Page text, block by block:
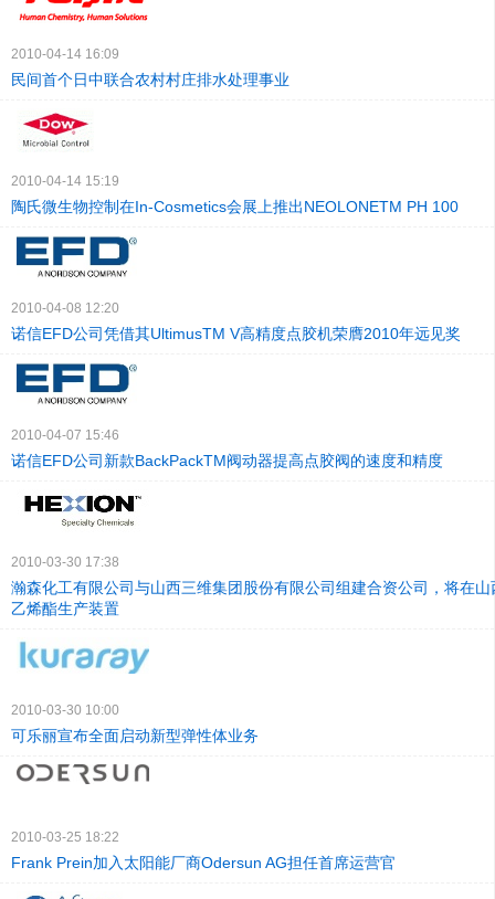
2010-04-14 16:09
民间首个日中联合农村村庄排水处理事业
2010-04-14 15:19
陶氏微生物控制在In-Cosmetics会展上推出NEOLONETM PH 100
2010-04-08 12:20
诺信EFD公司凭借其UltimusTM V高精度点胶机荣膺2010年远见奖
2010-04-07 15:46
诺信EFD公司新款BackPackTM阀动器提高点胶阀的速度和精度
2010-03-30 17:38
瀚森化工有限公司与山西三维集团股份有限公司组建合资公司，将在
乙烯酯生产装置
2010-03-30 10:00
可乐丽宣布全面启动新型弹性体业务
2010-03-25 18:22
Frank Prein加入太阳能厂商Odersun AG担任首席运营官